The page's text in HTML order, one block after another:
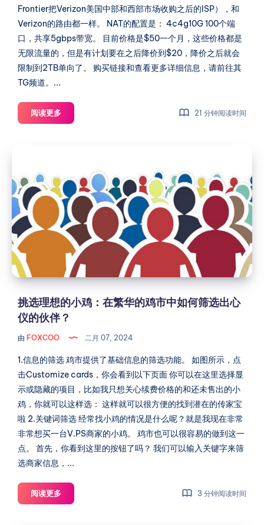
纤
网
络
$50/
月
美
Frontier把Verizon美国中部和西部市场收购之后的ISP），和
Verizon的路由都一样。 NAT的配置是： 4c4g10G 100个端
口，共享5gbps带宽。 目前价格是$50一个月，这些价格都是
无限流量的，但是有计划要在之后降价到$20，降价之后就会
限制到2TB单向了。 购买链接和查看更多详细信息，请前往其
TG频道。...
阅读更多【测
试】
Frontier
NAT
共
享
动
家
庭
带
光
络
国
21 分钟阅读时间
理
想
的
小
鸡：
在
繁
华
的
鸡
中
如
何
筛
选
出
心
仪
的
伴？
挑选理想的小鸡：在繁华的鸡市中如何筛选出心
仪的伙伴？
由 FOXCOO 二月 07, 2024
1.信息的筛选 鸡市提供了基础信息的筛选功能。 如图所示，点
击Customize cards，你会看到以下页面 你可以在这里选择显
示或隐藏的项目，比如我只想关心续费价格的和还未售出的小
鸡，你就可以这样选： 这样就可以很方便的找到潜在的传家宝
啦 2.关键词筛选 经常找小鸡的情况是什么呢？就是我现在非常
非常想买一台V.PS商家的小鸡。 鸡市也可以很容易的做到这一
点。 首先，你看到这里的按钮了吗？ 我们可以输入关键字来筛
选商家信息，...
阅读更多挑
选
3 分钟阅读时间